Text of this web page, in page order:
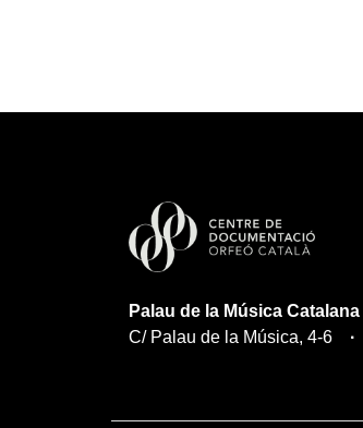
Palau de la Música Catalana
C/ Palau de la Música, 4-6